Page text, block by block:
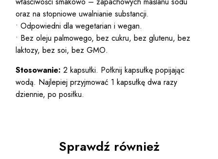
oraz na stopniowe uwalnianie substancji.
• Odpowiedni dla wegetarian i wegan.
• Bez oleju palmowego, bez cukru, bez glutenu, bez
laktozy, bez soi, bez GMO.
Stosowanie: 2 kapsułki. Połknij kapsułkę popijając
wodą. Najlepiej przyjmować 1 kapsułkę dwa razy
dziennie, po posiłku.
Sprawdź również